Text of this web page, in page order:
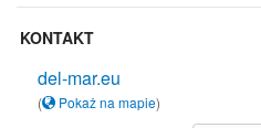
KONTAKT
del-mar.eu
( Pokaż na mapie)